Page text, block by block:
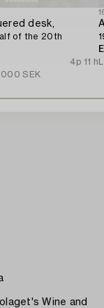
desk,
of the 20th
4p 11 h
000 SEK
Wine and